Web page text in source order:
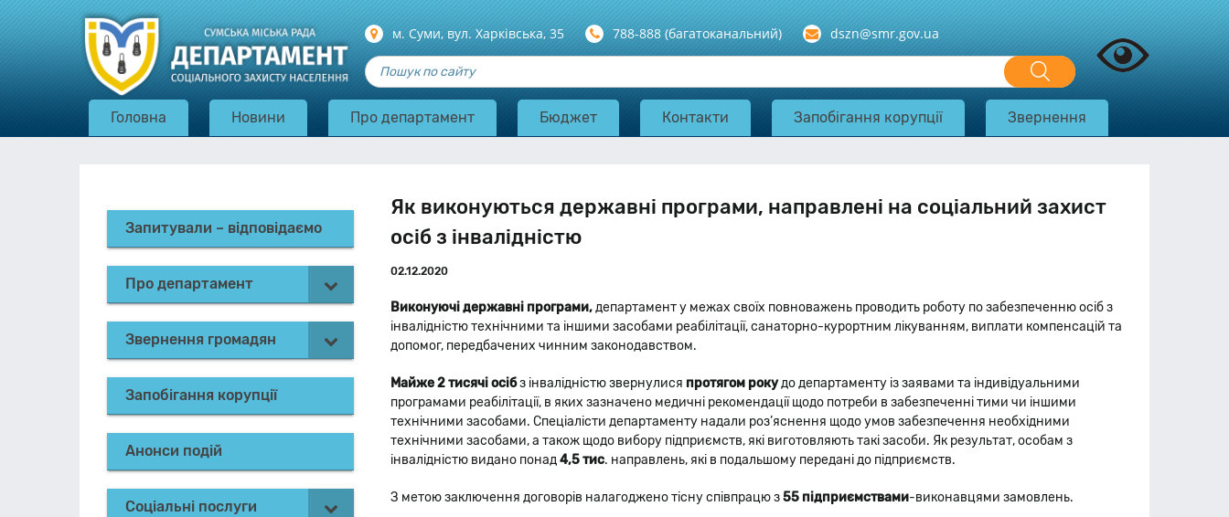
м. Суми, вул. Харкiвська, 35 788-888 (багатоканальний) dszn@smr.gov.ua
Головна Новини Про департамент Бюджет Контакти Запобігання корупції Звернення
Запитували – відповідаємо
Про департамент
Звернення громадян
Запобігання корупції
Анонси подій
Соціальні послуги
Як виконуються державні програми, направлені на соціальний захист
осіб з інвалідністю
02.12.2020
Виконуючі державні програми,департамент у межах своїх повноважень проводить роботу по забезпеченню осіб з
інвалідністю технічними та іншими засобами реабілітації, санаторно-курортним лікуванням, виплати компенсацій та
допомог, передбачених чинним законодавством.
Майже 2 тисячі осібз інвалідністю звернулися протягом рокудо департаменту із заявами та індивідуальними
програмами реабілітації, в яких зазначено медичні рекомендації щодо потреби в забезпеченні тими чи іншими
технічними засобами. Спеціалісти департаменту надали роз’яснення щодо умов забезпечення необхідними
технічними засобами, а також щодо вибору підприємств, які виготовляють такі засоби. Як результат, особам з
інвалідністю видано понад4,5 тис. направлень, які в подальшому передані до підприємств.
З метою заключення договорів налагоджено тісну співпрацю з55 підприємствами-виконавцями замовлень.